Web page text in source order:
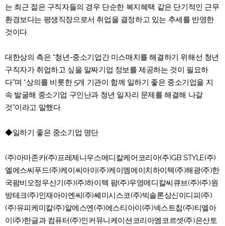
는 최근 젊은 구직자들의 경우 단순한 복지혜택 같은 단기적인 근무
환경보다는 평생직장으로서 취업을 결정하고 있는 추세를 반영한
것이다.
대한상의 측은 “청년-중소기업간 미스매치를 해결하기 위해선 청년
구직자가 취업하고 싶을 알짜기업 정보를 제공하는 것이 필요하
다”며 “상의를 비롯한 5개 기관이 함께 일하기 좋은 중소기업을 지
속 발굴해 중소기업 구인난과 청년 일자리 문제를 해결해 나갈
것”이라고 말했다.
◆일하기 좋은 중소기업 명단
(주)아마존카(주)프레제니우스메디칼케어코리아(주)GB STYLE(주)
엘에스씨푸드(주)케이씨아이(주)케이엠에이치하이텍(주)해광(주)한
국팜비오정우산기(주)(주)하이텍 팜(주)우영메디칼씨큐브(주)(주)원
방테크(주)인재아이엔씨(주)쎄미시스코(주)빅솔론상신이디피(주)
(주)유피케미칼(주)알에스엔(주)에스티아이(주)넥스트칩(주)티엘아
이(주)한글과 컴퓨터(주)인커뮤니케이션코리아엠코르셋(주)은산토